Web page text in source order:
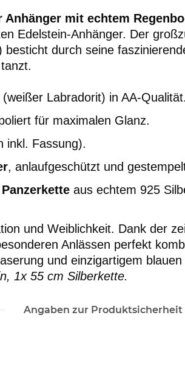
mit echtem
Edelstein-Anhänger. Der
durch seine
Labradorit) in AA-Qualität.
für maximalen Glanz.
inkl. Fassung).
, anlaufgeschützt und
aus echtem 925
und Weiblichkeit. Dank der
Anlässen perfekt
und einzigartigem blauen
1x 55 cm Silberkette.
Angaben zur Produktsicherheit